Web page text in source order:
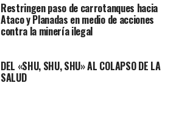
Restringen paso de carrotanques hacia
Ataco y Planadas en medio de acciones
contra la minería ilegal
DEL «SHU, SHU, SHU» AL COLAPSO DE LA
SALUD